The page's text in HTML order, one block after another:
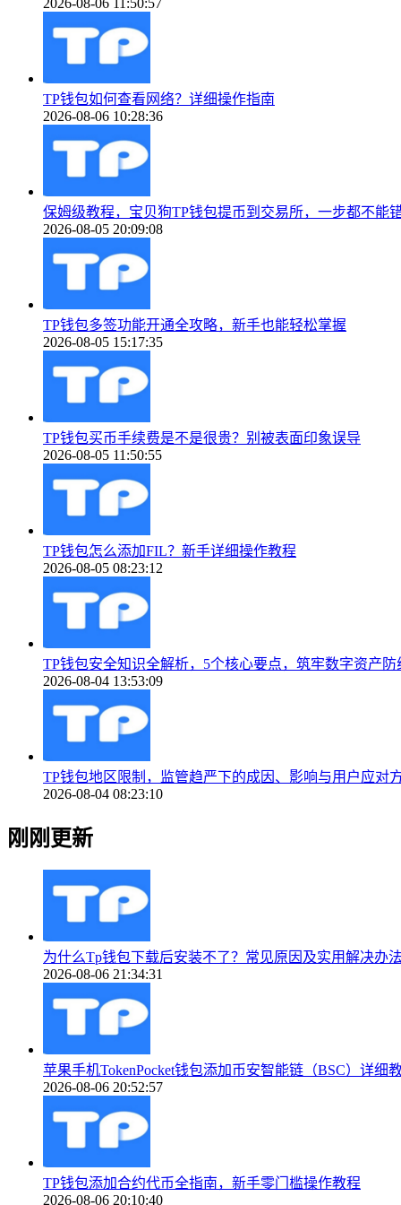
2026-08-06 11:50:57
TP钱包如何查看网络？详细操作指南
2026-08-06 10:28:36
保姆级教程，宝贝狗TP钱包提币到交易所，一步都不能
2026-08-05 20:09:08
TP钱包多签功能开通全攻略，新手也能轻松掌握
2026-08-05 15:17:35
TP钱包买币手续费是不是很贵？别被表面印象误导
2026-08-05 11:50:55
TP钱包怎么添加FIL？新手详细操作教程
2026-08-05 08:23:12
TP钱包安全知识全解析，5个核心要点，筑牢数字资产防
2026-08-04 13:53:09
TP钱包地区限制，监管趋严下的成因、影响与用户应对
2026-08-04 08:23:10
刚刚更新
为什么Tp钱包下载后安装不了？常见原因及实用解决办
2026-08-06 21:34:31
苹果手机TokenPocket钱包添加币安智能链（BSC）详细
2026-08-06 20:52:57
TP钱包添加合约代币全指南，新手零门槛操作教程
2026-08-06 20:10:40